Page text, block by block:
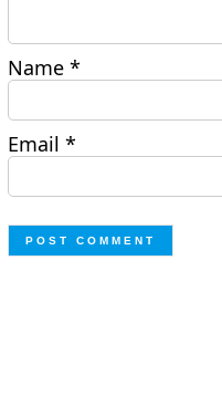
Name*
Email*